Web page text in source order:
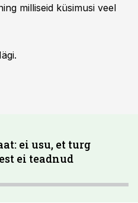
milliseid küsimusi veel
ei usu, et turg
ei teadnud